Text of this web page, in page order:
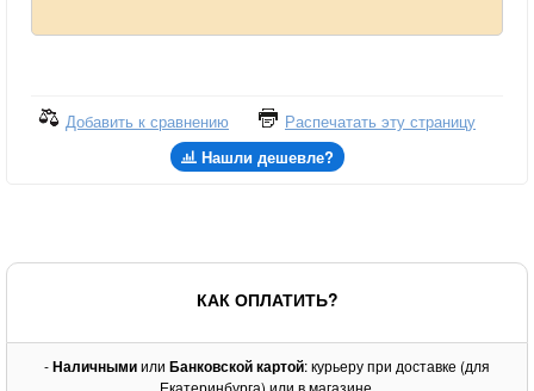
Добавить к сравнению
Распечатать эту страницу
Нашли дешевле?
КАК ОПЛАТИТЬ?
-Наличнымиили Банковской картой: курьеру при доставке (для
Екатеринбурга) или в магазине.